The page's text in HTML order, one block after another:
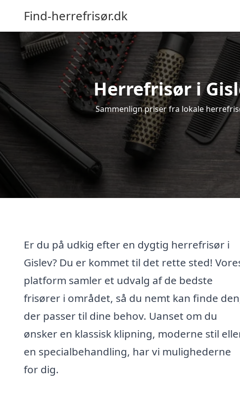
Find-herrefrisør.dk
Herrefrisør i
Sammenlign priser fra lokale
Er du på udkig efter en dygtig herrefrisør i
Gislev? Du er kommet til det rette sted!
platform samler et udvalg af de bedste
frisører i området, så du nemt kan finde
der passer til dine behov. Uanset om du
ønsker en klassisk klipning, moderne stil
en specialbehandling, har vi mulighederne
for dig.